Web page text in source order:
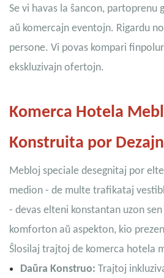
Se vi havas la ŝancon, partoprenu
aŭ komercajn eventojn. Rigardu
persone. Vi povas kompari
ekskluzivajn ofertojn.
Komerca Hotela
Konstruita por
Mebloj speciale desegnitaj por
medion - de multe trafikataj
- devas elteni konstantan uzon
komforton aŭ aspekton, kio
Ŝlosilaj trajtoj de komerca hotela
Daŭra Konstruo: Trajtoj